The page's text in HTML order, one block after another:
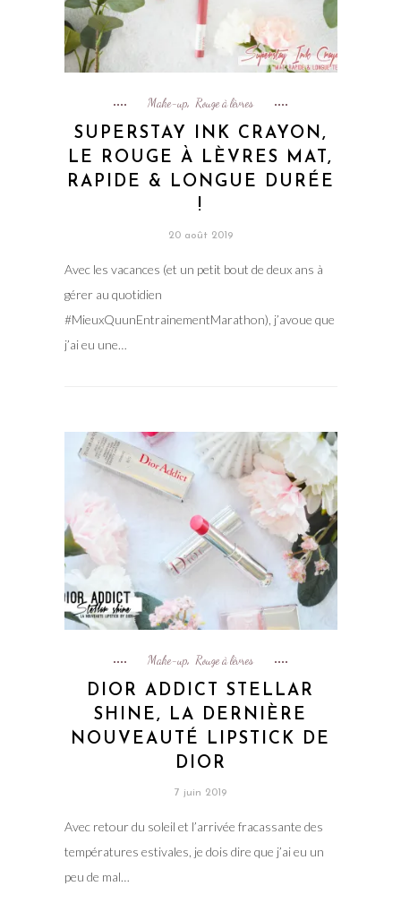
Make-up, Rouge à lèvres
SUPERSTAY INK CRAYON,
LE ROUGE À LÈVRES MAT,
RAPIDE & LONGUE DURÉE
!
20 août 2019
Avec les vacances (et un petit bout de deux ans à
gérer au quotidien
#MieuxQuunEntrainementMarathon), j’avoue que
j’ai eu une…
Make-up, Rouge à lèvres
DIOR ADDICT STELLAR
SHINE, LA DERNIÈRE
NOUVEAUTÉ LIPSTICK DE
DIOR
7 juin 2019
Avec retour du soleil et l’arrivée fracassante des
températures estivales, je dois dire que j’ai eu un
peu de mal…